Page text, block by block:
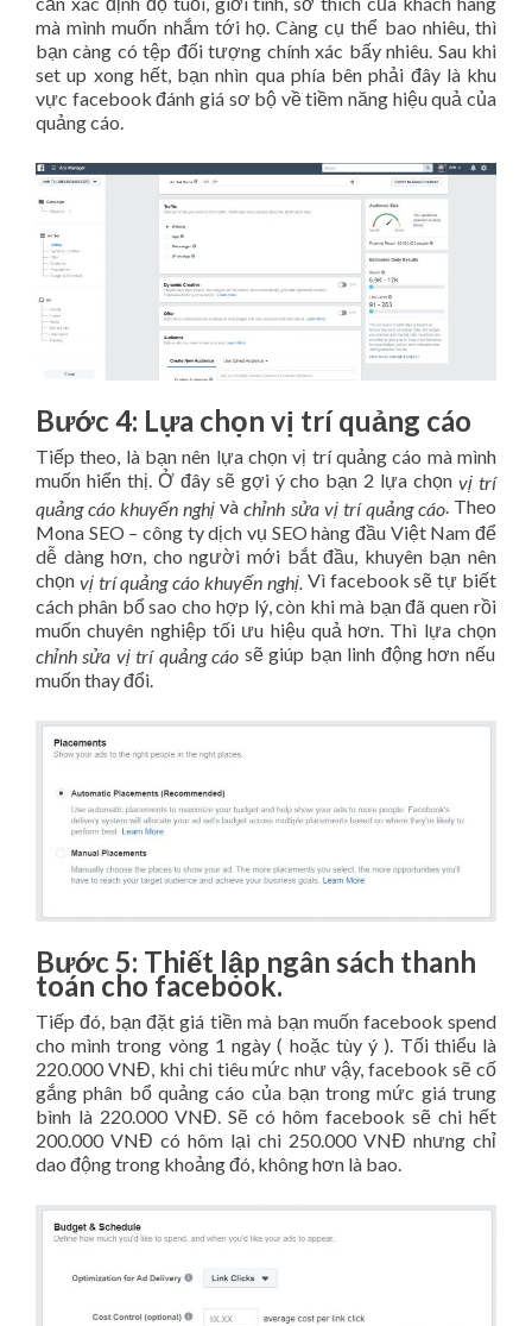
mà mình muốn nhắm tới họ. Càng cụ thể bao nhiêu, thì
bạn càng có tệp đối tượng chính xác bấy nhiêu. Sau khi
set up xong hết, bạn nhìn qua phía bên phải đây là khu
vực facebook đánh giá sơ bộ về tiềm năng hiệu quả của
quảng cáo.
Bước 4: Lựa chọn vị trí quảng cáo
Tiếp theo, là bạn nên lựa chọn vị trí quảng cáo mà mình
muốn hiển thị. Ở đây sẽ gợi ý cho bạn 2 lựa chọnvị trí
quảng cáo khuyến nghị vàchỉnh sửa vị trí quảng cáo. Theo
Mona SEO – công ty dịch vụ SEO hàng đầu Việt Nam để
dễ dàng hơn, cho người mới bắt đầu, khuyên bạn nên
chọn vị trí quảng cáo khuyến nghị. Vì facebook sẽ tự biết
cách phân bổ sao cho hợp lý, còn khi mà bạn đã quen rồi
muốn chuyên nghiệp tối ưu hiệu quả hơn. Thì lựa chọn
chỉnh sửa vị trí quảng cáo sẽ giúp bạn linh động hơn nếu
muốn thay đổi.
Bước 5: Thiết lập ngân sách thanh
toán cho facebook.
Tiếp đó, bạn đặt giá tiền mà bạn muốn facebook spend
cho mình trong vòng 1 ngày ( hoặc tùy ý ). Tối thiểu là
220.000 VNĐ, khi chi tiêu mức như vậy, facebook sẽ cố
gắng phân bổ quảng cáo của bạn trong mức giá trung
bình là 220.000 VNĐ. Sẽ có hôm facebook sẽ chi hết
200.000 VNĐ có hôm lại chi 250.000 VNĐ nhưng chỉ
dao động trong khoảng đó, không hơn là bao.